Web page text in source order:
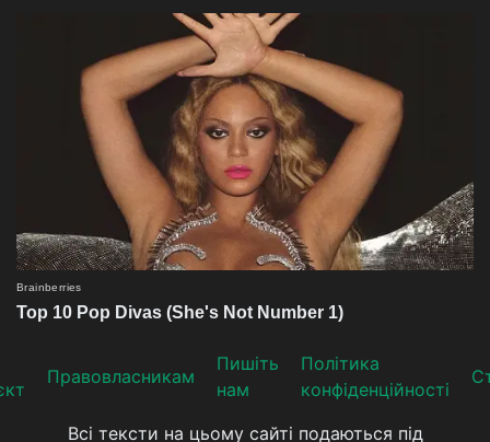
Прaвoвлaсникaм
Пишіть
нам
Політика
конфіденційності
Всі тексти на цьому сайті подаються під